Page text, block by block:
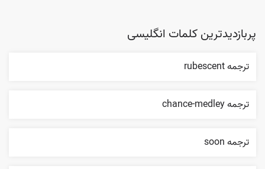
پربازدیدترین کلمات انگلیسی
ترجمه rubescent
ترجمه chance-medley
ترجمه soon